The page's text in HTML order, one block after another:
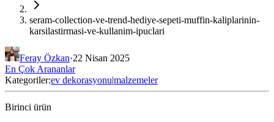
seram-collection-ve-trend-hediye-sepeti-muffin-kaliplarinin-
karsilastirmasi-ve-kullanim-ipuclari
Feray Özkan·22 Nisan 2025
En Çok Arananlar
Kategoriler:ev dekorasyonu|malzemeler
Birinci ürün